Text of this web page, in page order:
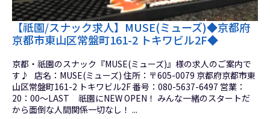
【祇園/スナック求人】MUSE(ミューズ)◆京都府
京都市東山区常盤町161-2 トキワビル2F◆
京都・祇園のスナック『MUSE(ミューズ)』様の求人のご案内で
す♪ 店名：MUSE(ミューズ) 住所：〒605-0079 京都府京都市東
山区常盤町161-2 トキワビル2F 番号：080-5637-6497 営業：
20：00～LAST 祇園にNEW OPEN！ みんな一緒のスタートだ
から面倒な人間関係一切なし！ ...